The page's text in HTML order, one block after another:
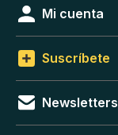
Mi cuenta
Suscríbete
Newsletters